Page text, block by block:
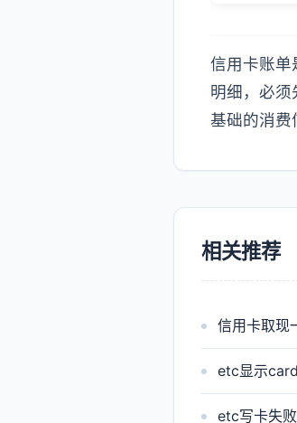
信用卡账单
明细，必
基础的消费
相关推荐
信用卡取现
etc显示
etc写卡失败